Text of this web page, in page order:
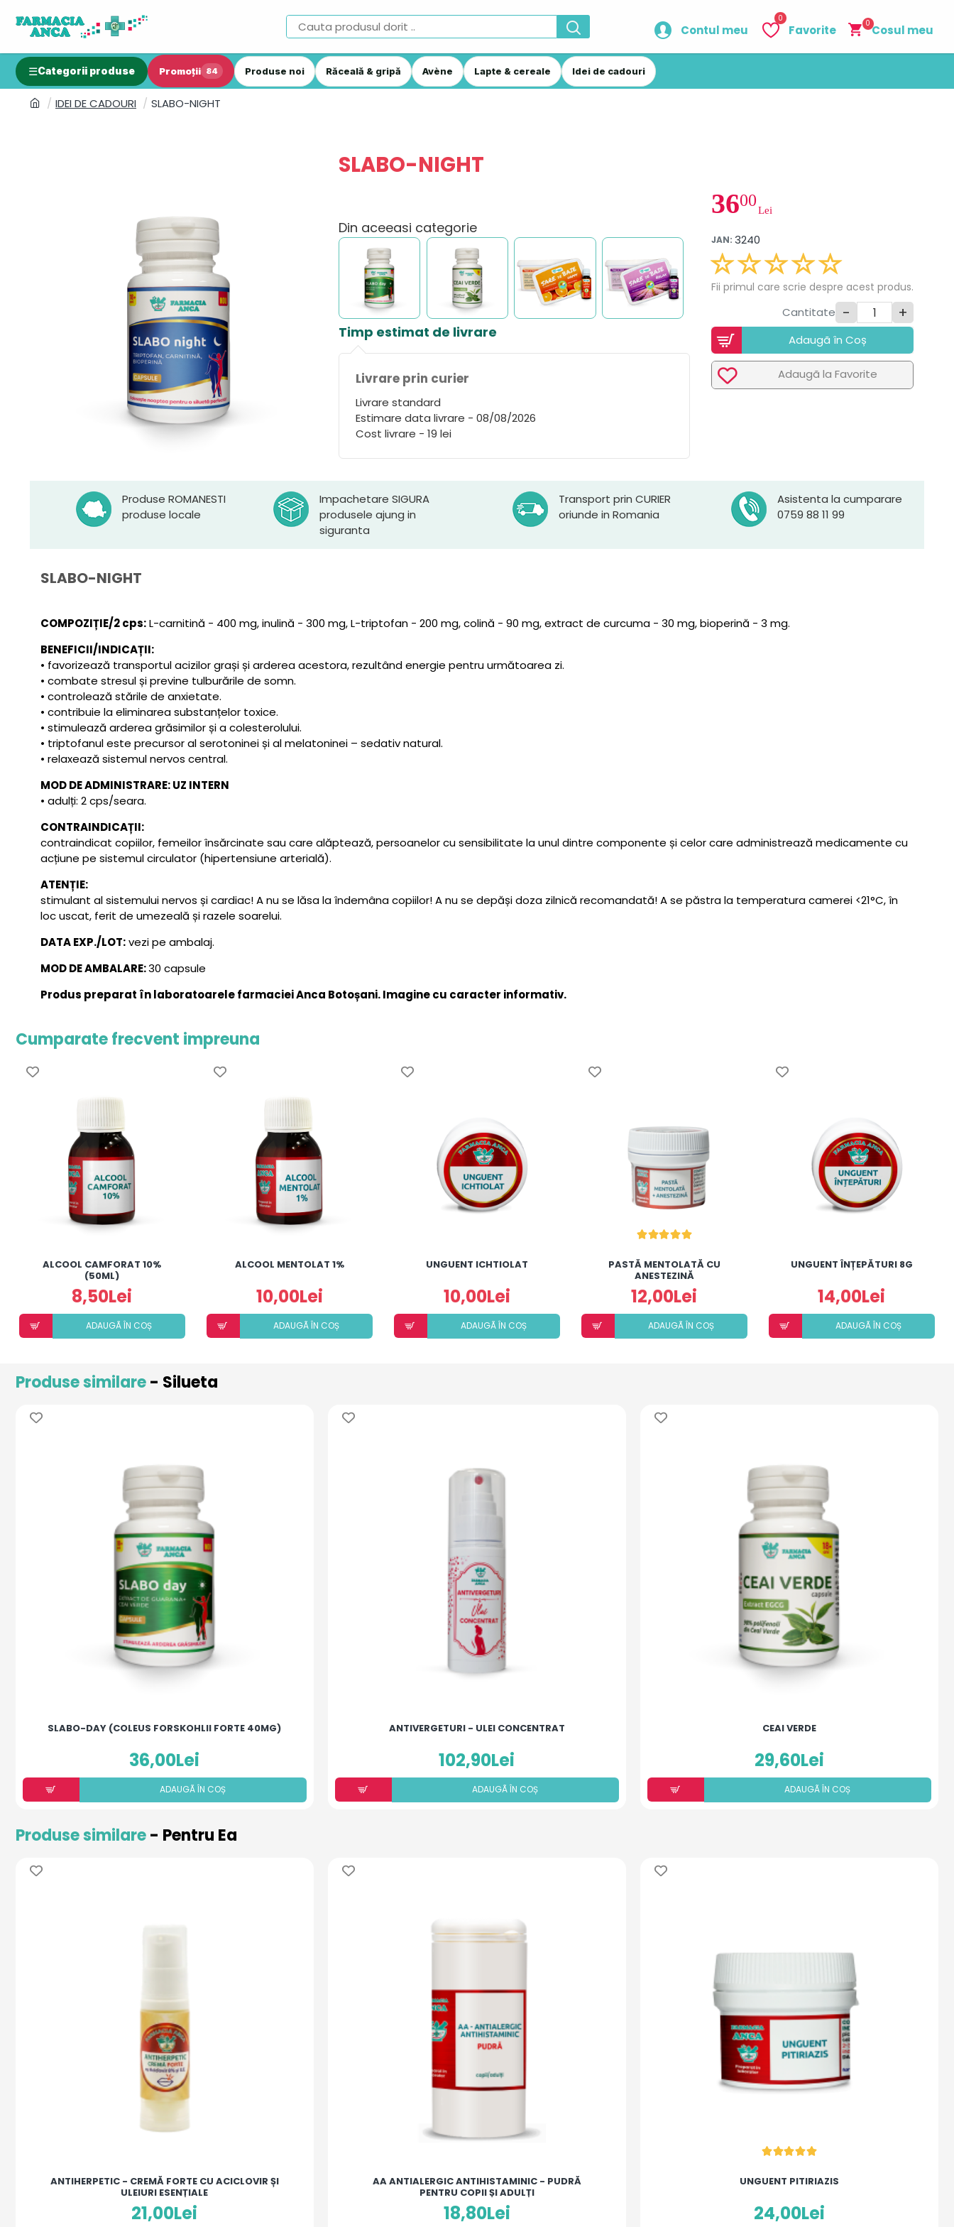
Contul meu Favorite
0
Cosul meu
0
Categorii produse Promoții 84 Produse noi Răceală & gripă Avène Lapte & cereale Idei de cadouri
IDEI DE CADOURI SLABO-NIGHT
SLABO-NIGHT
Din aceeasi categorie
Timp estimat de livrare
Livrare prin curier
Livrare standard
Estimare data livrare - 08/08/2026
Cost livrare - 19 lei
3600
Lei
JAN: 3240
Fii primul care scrie despre acest produs.
Cantitate - +
Adaugã în Coș
Adaugã la Favorite
Produse ROMANESTI
produse locale
Impachetare SIGURA
produsele ajung in
siguranta
Transport prin CURIER
oriunde in Romania
Asistenta la cumparare
0759 88 11 99
SLABO-NIGHT
COMPOZIȚIE/2 cps:L-carnitină - 400 mg, inulină - 300 mg, L-triptofan - 200 mg, colină - 90 mg, extract de curcuma - 30 mg, bioperină - 3 mg.
BENEFICII/INDICAȚII:
• favorizează transportul acizilor grași și arderea acestora, rezultând energie pentru următoarea zi.
• combate stresul și previne tulburările de somn.
• controlează stările de anxietate.
• contribuie la eliminarea substanțelor toxice.
• stimulează arderea grăsimilor și a colesterolului.
• triptofanul este precursor al serotoninei și al melatoninei – sedativ natural.
• relaxează sistemul nervos central.
MOD DE ADMINISTRARE: UZ INTERN
• adulți: 2 cps/seara.
CONTRAINDICAȚII:
contraindicat copiilor, femeilor însărcinate sau care alăptează, persoanelor cu sensibilitate la unul dintre componente și celor care administrează medicamente cu
acțiune pe sistemul circulator (hipertensiune arterială).
ATENȚIE:
stimulant al sistemului nervos și cardiac! A nu se lăsa la îndemâna copiilor! A nu se depăși doza zilnică recomandată! A se păstra la temperatura camerei <21°C, în
loc uscat, ferit de umezeală și razele soarelui.
DATA EXP./LOT:vezi pe ambalaj.
MOD DE AMBALARE:30 capsule
Produs preparat în laboratoarele farmaciei Anca Botoșani. Imagine cu caracter informativ.
Cumparate frecvent impreuna
ALCOOL CAMFORAT 10%
(50ML)
8,50Lei
ADAUGÃ ÎN COȘ
ALCOOL MENTOLAT 1%
10,00Lei
ADAUGÃ ÎN COȘ
UNGUENT ICHTIOLAT
10,00Lei
ADAUGÃ ÎN COȘ
PASTĂ MENTOLATĂ CU
ANESTEZINĂ
12,00Lei
ADAUGÃ ÎN COȘ
UNGUENT ÎNȚEPĂTURI 8G
14,00Lei
ADAUGÃ ÎN COȘ
Produse similare- Silueta
SLABO-DAY (COLEUS FORSKOHLII FORTE 40MG)
36,00Lei
ADAUGÃ ÎN COȘ
ANTIVERGETURI - ULEI CONCENTRAT
102,90Lei
ADAUGÃ ÎN COȘ
CEAI VERDE
29,60Lei
ADAUGÃ ÎN COȘ
Produse similare- Pentru Ea
ANTIHERPETIC - CREMĂ FORTE CU ACICLOVIR ȘI
ULEIURI ESENȚIALE
21,00Lei
AA ANTIALERGIC ANTIHISTAMINIC - PUDRĂ
PENTRU COPII ȘI ADULȚI
18,80Lei
UNGUENT PITIRIAZIS
24,00Lei